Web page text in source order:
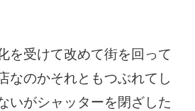
を受けて改めて街を回って
なのかそれともつぶれてし
いがシャッターを閉ざした